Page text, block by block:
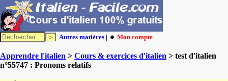
Autres matières | 🔸 Mon compte
Apprendre l'italien > Cours & exercices d'italien > test d'italien
n°55747 : Pronoms relatifs